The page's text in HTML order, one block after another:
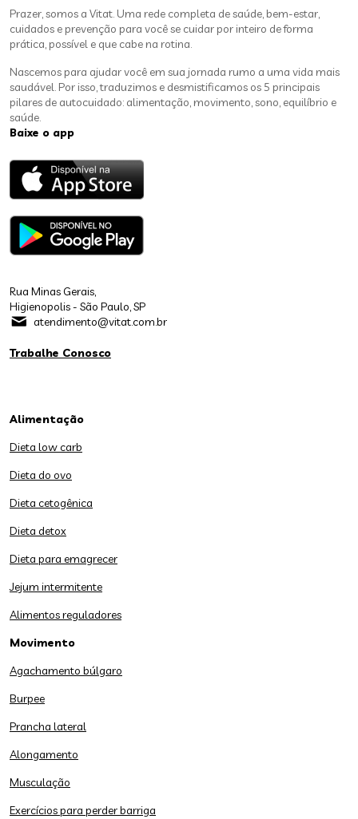
Prazer, somos a Vitat. Uma rede completa de saúde, bem-estar,
cuidados e prevenção para você se cuidar por inteiro de forma
prática, possível e que cabe na rotina.
Nascemos para ajudar você em sua jornada rumo a uma vida mais
saudável. Por isso, traduzimos e desmistificamos os 5 principais
pilares de autocuidado: alimentação, movimento, sono, equilíbrio e
saúde.
Baixe o app
Rua Minas Gerais,
Higienopolis - São Paulo, SP
atendimento@vitat.com.br
Trabalhe Conosco
Alimentação
Dieta low carb
Dieta do ovo
Dieta cetogênica
Dieta detox
Dieta para emagrecer
Jejum intermitente
Alimentos reguladores
Movimento
Agachamento búlgaro
Burpee
Prancha lateral
Alongamento
Musculação
Exercícios para perder barriga